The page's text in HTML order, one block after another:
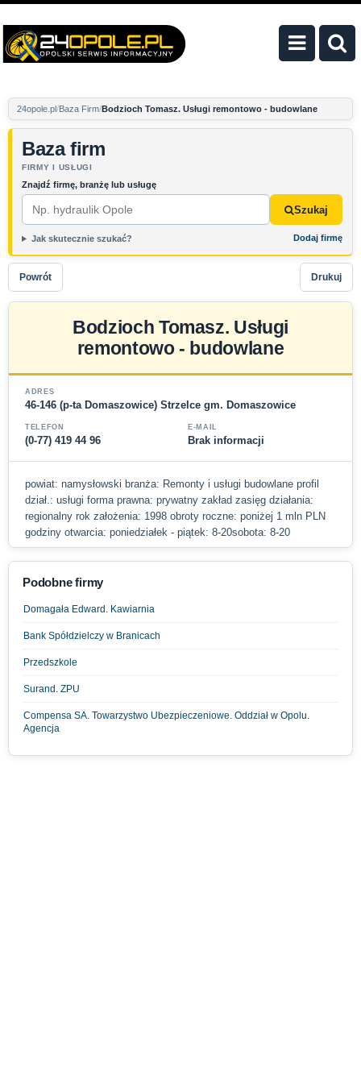
24opole.pl Baza Firm Bodzioch Tomasz. Usługi remontowo - budowlane
Baza firm
FIRMY I USŁUGI
Znajdź firmę, branżę lub usługę
Szukaj
Jak skutecznie szukać? Dodaj firmę
Powrót Drukuj
Bodzioch Tomasz. Usługi
remontowo - budowlane
ADRES
46-146 (p-ta Domaszowice) Strzelce gm. Domaszowice
TELEFON
(0-77) 419 44 96
E-MAIL
Brak informacji
powiat: namysłowski branża: Remonty i usługi budowlane profil
dział.: usługi forma prawna: prywatny zakład zasięg działania:
regionalny rok założenia: 1998 obroty roczne: poniżej 1 mln PLN
godziny otwarcia: poniedziałek - piątek: 8-20sobota: 8-20
Podobne firmy
Domagała Edward. Kawiarnia
Bank Spółdzielczy w Branicach
Przedszkole
Surand. ZPU
Compensa SA. Towarzystwo Ubezpieczeniowe. Oddział w Opolu.
Agencja